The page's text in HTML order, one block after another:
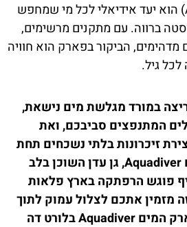
אקווהדיוור (Aquadiver) הוא יעד אידיאלי לכל מי שמחפש
ברווה. עם מתקנים מרשימים,
מדהימים, הביקור בפארק הוא חוויה
גיל.
במורד מגלשת מים נישאת,
המתנפצים סביבכם, ואת
זיכרונות בלתי נשכחים תחת
השמש. ברוכים הבאים Aquadiver, גן עדן השוכן בלב
פוגש הרפתקה בארץ פלאות
מזמין אתכם לצלול עמוק לתוך
העולם המלהיב של פארק המים Aquadiver בלורט דה